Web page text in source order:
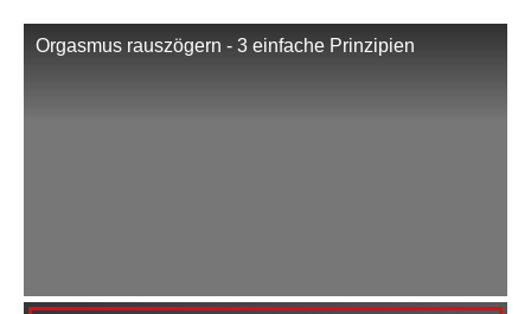
Orgasmus rauszögern - 3 einfache Prinzipien